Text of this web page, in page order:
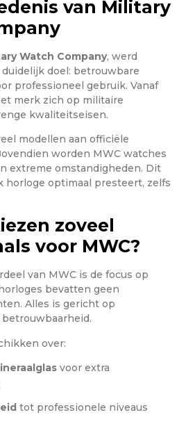
van Military
Watch Company, werd
doel: betrouwbare
professioneel gebruik. Vanaf
merk zich op militaire
kwaliteitseisen.
modellen aan officiële
worden MWC watches
extreme omstandigheden. Dit
horloge optimaal presteert, zelfs
zoveel
voor MWC?
van MWC is de focus op
bevatten geen
Alles is gericht op
over:
voor extra
tot professionele niveaus